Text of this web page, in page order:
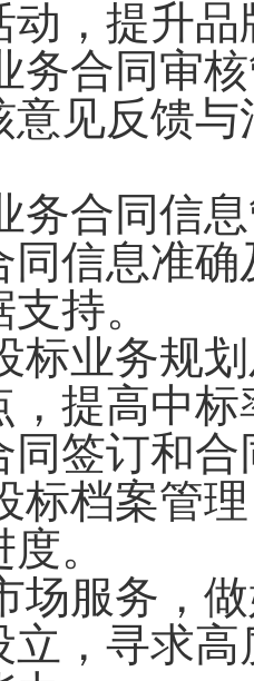
动，提升
务合同审
意见反馈
务合同信
同信息准
持。
标业务规
，提高中
同签订和合
标档案管
。
场服务，
立，寻求